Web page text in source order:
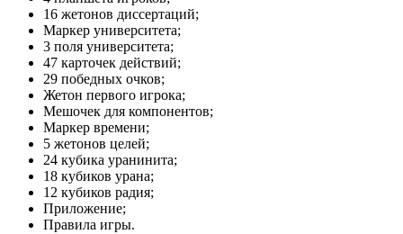
16 жетонов диссертаций;
Маркер университета;
3 поля университета;
47 карточек действий;
29 победных очков;
Жетон первого игрока;
Мешочек для компонентов;
Маркер времени;
5 жетонов целей;
24 кубика уранинита;
18 кубиков урана;
12 кубиков радия;
Приложение;
Правила игры.